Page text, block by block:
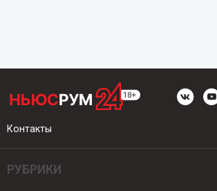
Контакты
РУБРИКИ